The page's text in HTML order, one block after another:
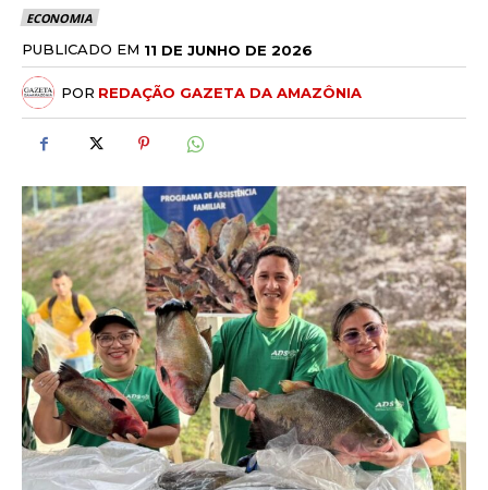
ECONOMIA
PUBLICADO EM 11 DE JUNHO DE 2026
POR REDAÇÃO GAZETA DA AMAZÔNIA